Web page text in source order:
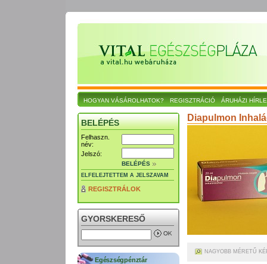
HOGYAN VÁSÁROLHATOK? REGISZTRÁCIÓ ÁRUHÁZI
BELÉPÉS
Felhaszn.
név:
Jelszó:
BELÉPÉS
ELFELEJTETTEM A JELSZAVAM
REGISZTRÁLOK
GYORSKERESŐ
Egészségpénztár
Diapulmon
NAGYOBB MÉRETŰ